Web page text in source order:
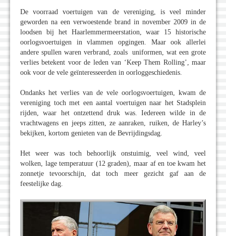
De voorraad voertuigen van de vereniging, is veel minder
geworden na een verwoestende brand in november 2009 in de
loodsen bij het Haarlemmermeerstation, waar 15 historische
oorlogsvoertuigen in vlammen opgingen. Maar ook allerlei
andere spullen waren verbrand, zoals uniformen, wat een grote
verlies betekent voor de leden van ‘Keep Them Rolling’, maar
ook voor de vele geïnteresseerden in oorloggeschiedenis.
Ondanks het verlies van de vele oorlogsvoertuigen, kwam de
vereniging toch met een aantal voertuigen naar het Stadsplein
rijden, waar het ontzettend druk was. Iedereen wilde in de
vrachtwagens en jeeps zitten, ze aanraken, ruiken, de Harley’s
bekijken, kortom genieten van de Bevrijdingsdag.
Het weer was toch behoorlijk onstuimig, veel wind, veel
wolken, lage temperatuur (12 graden), maar af en toe kwam het
zonnetje tevoorschijn, dat toch meer gezicht gaf aan de
feestelijke dag.